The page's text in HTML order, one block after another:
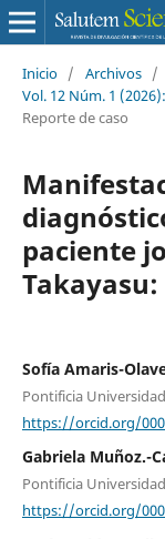
Inicio / Archivos /
Vol. 12 Núm. 1
Reporte de caso
paciente
Takayasu:
Sofía Amaris-
Pontificia
https://orcid.org/
Gabriela Muñoz.-
Pontificia
https://orcid.org/